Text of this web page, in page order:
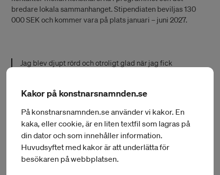
bredare lokala sammanhanget. Stipendiaten beviljas 130
000 SEK och kommer vara på plats januari – juni 2027.
Jag blev djupt rörd och otroligt glad när jag fick
installationer och samtidigt fördjupa min undersökning
estetik, särskilt body horror. Jag ser fram emot att
arbeta i Berlins konstnärliga miljö och fortsätta
undersöka hur medicin, teknologi och de miljöer vi
lever i lämnar spår i kroppen, och hur materiella system,
rörelse och mekaniska processer producerar affekt.
Kakor på konstnarsnamnden.se
På konstnarsnamnden.se använder vi kakor. En
kaka, eller cookie, är en liten textfil som lagras på
din dator och som innehåller information.
Huvudsyftet med kakor är att underlätta för
besökaren på webbplatsen.